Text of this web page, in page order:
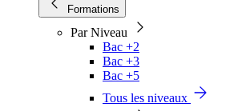
Formations
Par Niveau
Bac +2
Bac +3
Bac +5
Tous les niveaux